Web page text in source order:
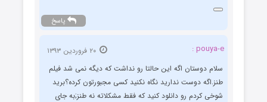
پاسخ
pouya-e :
سلام دوستان اگه این حالتا رو نداشت که دیگه نمی شد فیلم
طنز.اگه دوست ندارید نگاه نکنید کسی مجبورتون کرده؟برید
شوخی کردم رو دانلود کنید که فقط مشکلاته نه طنز;به جای